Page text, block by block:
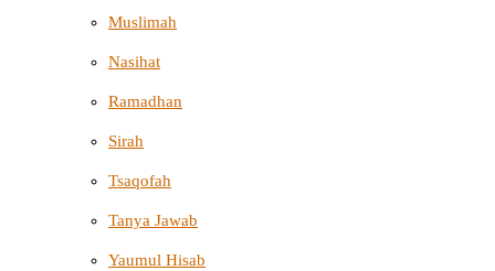
Muslimah
Nasihat
Ramadhan
Sirah
Tsaqofah
Tanya Jawab
Yaumul Hisab